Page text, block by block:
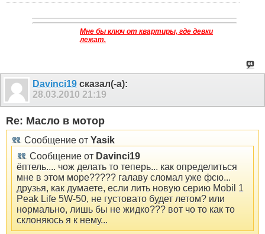
Мне бы ключ от квартиры, где девки
лежат.
Davinci19 сказал(-а):
28.03.2010 21:19
Re: Масло в мотор
Сообщение от Yasik
Сообщение от Davinci19
ёптель.... чож делать то теперь... как определиться
мне в этом море????? галаву сломал уже фсю...
друзья, как думаете, если лить новую серию Mobil 1
Peak Life 5W-50, не густовато будет летом? или
нормально, лишь бы не жидко??? вот чо то как то
склоняюсь я к нему...